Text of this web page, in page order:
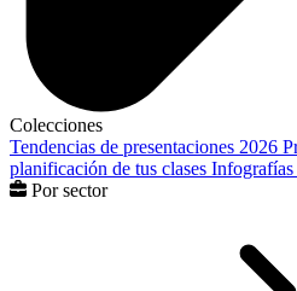
Colecciones
Tendencias de presentaciones 2026
planificación de tus clases Infografías
Por sector